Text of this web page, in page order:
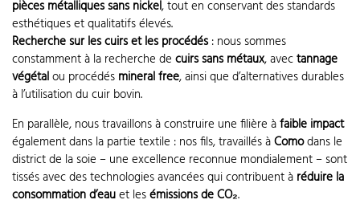
pièces métalliques sans nickel, tout en conservant des standards
esthétiques et qualitatifs élevés.
Recherche sur les cuirs et les procédés: nous sommes
constamment à la recherche de cuirs sans métaux, avectannage
végétalou procédés mineral free, ainsi que d’alternatives durables
à l’utilisation du cuir bovin.
En parallèle, nous travaillons à construire une filière àfaible impact
également dans la partie textile : nos fils, travaillés àComodans le
district de la soie – une excellence reconnue mondialement – sont
tissés avec des technologies avancées qui contribuent à réduire la
consommation d’eauet lesémissions de CO₂.